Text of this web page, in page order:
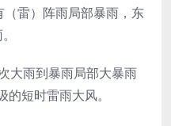
雷）阵雨局部暴雨，东
大雨到暴雨局部大暴雨
短时雷雨大风。